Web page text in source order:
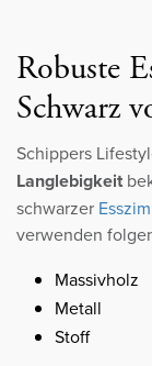
Robuste
Schwarz
Schippers
Langlebigkeit
schwarzer
verwenden
Massivholz
Metall
Stoff